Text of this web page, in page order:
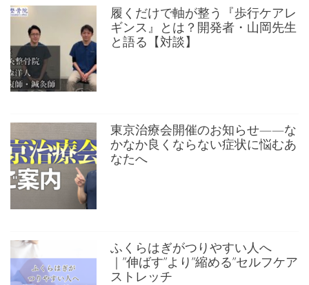
履くだけで軸が整う『歩行ケアレ
ギンス』とは？開発者・山岡先生
と語る【対談】
東京治療会開催のお知らせ——な
かなか良くならない症状に悩むあ
なたへ
ふくらはぎがつりやすい人へ
｜”伸ばす”より”縮める”セルフケア
ストレッチ